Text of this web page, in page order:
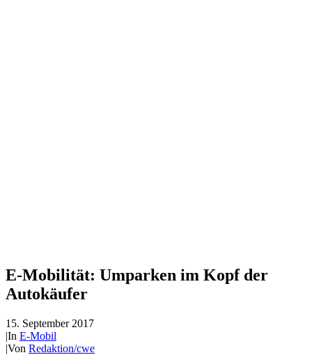
E-Mobilität: Umparken im Kopf der
Autokäufer
15. September 2017
|In E-Mobil
|Von Redaktion/cwe